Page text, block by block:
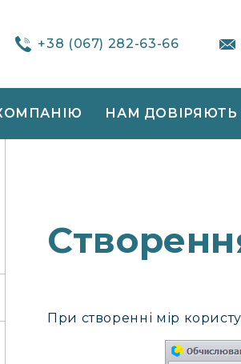
+38 (067) 282-63-66
НАМ ДОВІРЯЮТЬ
При створенні мір